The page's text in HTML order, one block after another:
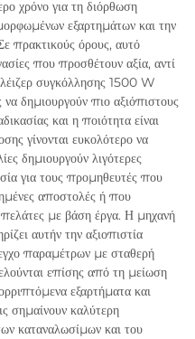
χρόνο για τη διόρθωση
εξαρτημάτων και την
πρακτικούς όρους, αυτό
που προσθέτουν αξία, αντί
συγκόλλησης 1500 W
δημιουργούν πιο αξιόπιστους
και η ποιότητα είναι
γίνονται ευκολότερο να
δημιουργούν λιγότερες
για τους προμηθευτές που
αποστολές ή που
πελάτες με βάση έργα. Η μηχανή
αυτήν την αξιοπιστία
παραμέτρων με σταθερή
επίσης από τη μείωση
εξαρτήματα και
σημαίνουν καλύτερη
καταναλωσίμων και του